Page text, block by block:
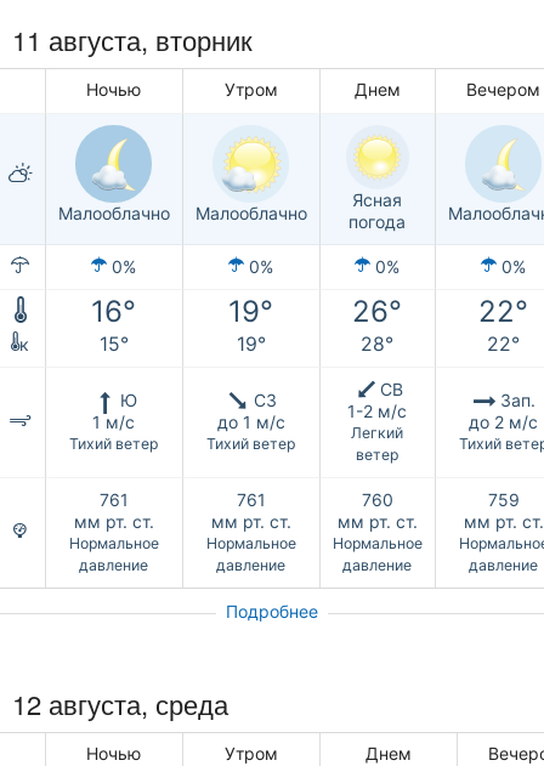
11 августа, вторник
Ночью Утром Днем Вечером
Малооблачно Малооблачно
Ясная
погода
0% 0% 0% 0%
16° 19° 26° 22°
к 15° 19° 28° 22°
Ю
1 м/с
Тихий ветер
СЗ
до 1 м/с
Тихий ветер
СВ
1-2 м/с
Легкий
ветер
Зап.
до 2 м/с
Тихий
761
мм рт. ст.
Нормальное
давление
761
мм рт. ст.
Нормальное
давление
760
мм рт. ст.
Нормальное
давление
759
мм рт. ст.
давление
Подробнее
12 августа, среда
Ночью Утром Днем